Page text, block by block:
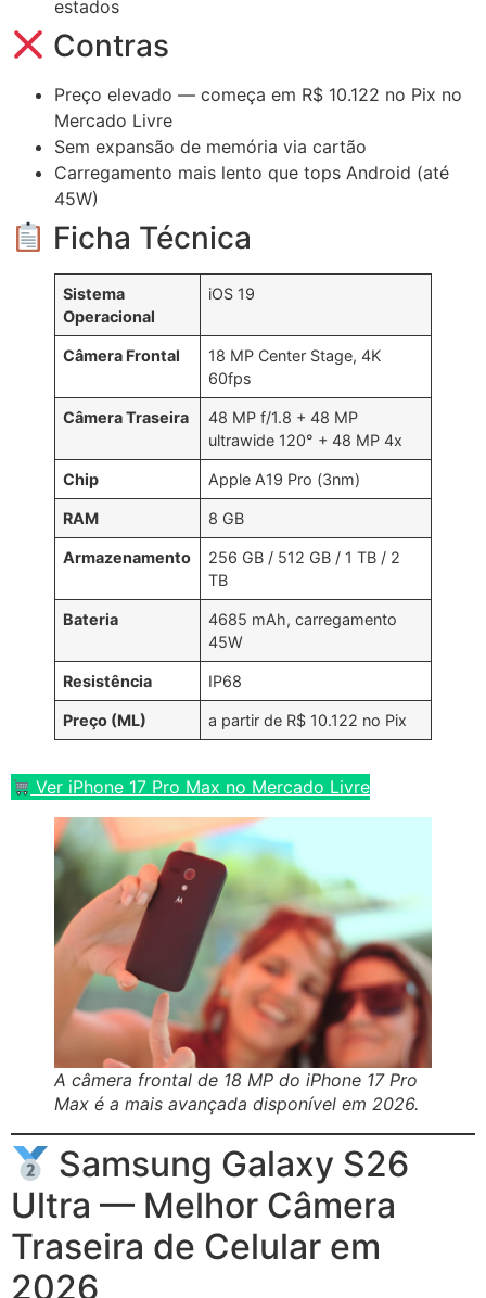
estados
Contras
Preço elevado — começa em R$ 10.122 no Pix no
Mercado Livre
Sem expansão de memória via cartão
Carregamento mais lento que tops Android (até
45W)
Ficha Técnica
Sistema
Operacional
iOS 19
Câmera Frontal
18 MP Center Stage, 4K
60fps
Câmera Traseira
48 MP f/1.8 + 48 MP
ultrawide 120° + 48 MP 4x
Chip Apple A19 Pro (3nm)
RAM 8 GB
Armazenamento
256 GB / 512 GB / 1 TB / 2
TB
Bateria
4685 mAh, carregamento
45W
Resistência IP68
Preço (ML) a partir de R$ 10.122 no Pix
Ver iPhone 17 Pro Max no Mercado Livre
A câmera frontal de 18 MP do iPhone 17 Pro
Max é a mais avançada disponível em 2026.
Samsung Galaxy S26
Ultra — Melhor Câmera
Traseira de Celular em
2026